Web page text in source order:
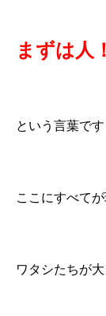
まずは人
という言葉です
ここにすべて
ワタシたちが